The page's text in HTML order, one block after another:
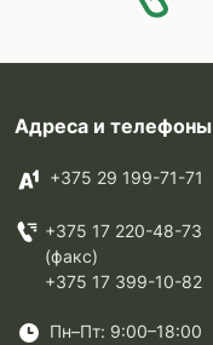
Адреса и телефоны
+375 29 199-71-71
+375 17 220-48-73
(факс)
+375 17 399-10-82
Пн–Пт: 9:00–18:00